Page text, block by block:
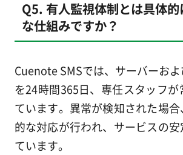
Q5. 有人監視体制とは具体的
な仕組みですか？
Cuenote SMSでは、サーバーお
を24時間365日、専任スタッフ
ています。異常が検知された場
的な対応が行われ、サービスの
ています。